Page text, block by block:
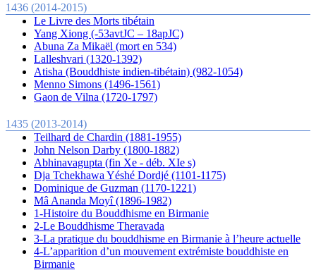
1436 (2014-2015)
Le Livre des Morts tibétain
Yang Xiong (-53avtJC – 18apJC)
Abuna Za Mikaël (mort en 534)
Lalleshvari (1320-1392)
Atisha (Bouddhiste indien-tibétain) (982-1054)
Menno Simons (1496-1561)
Gaon de Vilna (1720-1797)
1435 (2013-2014)
Teilhard de Chardin (1881-1955)
John Nelson Darby (1800-1882)
Abhinavagupta (fin Xe - déb. XIe s)
Dja Tchekhawa Yéshé Dordjé (1101-1175)
Dominique de Guzman (1170-1221)
Mâ Ananda Moyî (1896-1982)
1-Histoire du Bouddhisme en Birmanie
2-Le Bouddhisme Theravada
3-La pratique du bouddhisme en Birmanie à l’heure actuelle
4-L’apparition d’un mouvement extrémiste bouddhiste en
Birmanie